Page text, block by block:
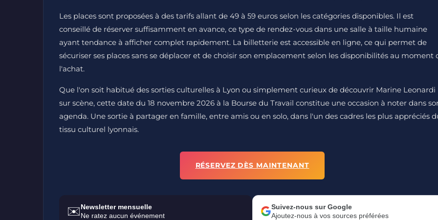
Les places sont proposées à des tarifs allant de 49 à 59 euros selon les catégories disponibles. Il est
conseillé de réserver suffisamment en avance, ce type de rendez-vous dans une salle à taille humaine
ayant tendance à afficher complet rapidement. La billetterie est accessible en ligne, ce qui permet de
sécuriser ses places sans se déplacer et de choisir son emplacement selon les disponibilités au moment
l'achat.
Que l'on soit habitué des sorties culturelles à Lyon ou simplement curieux de découvrir Marine Leonardi
sur scène, cette date du 18 novembre 2026 à la Bourse du Travail constitue une occasion à noter dans
agenda. Une sortie à partager en famille, entre amis ou en solo, dans l'un des cadres les plus appréciés
tissu culturel lyonnais.
RÉSERVEZ DÈS MAINTENANT
✉️Newsletter mensuelle
Ne ratez aucun événement
Suivez-nous sur Google
Ajoutez-nous à vos sources préférées